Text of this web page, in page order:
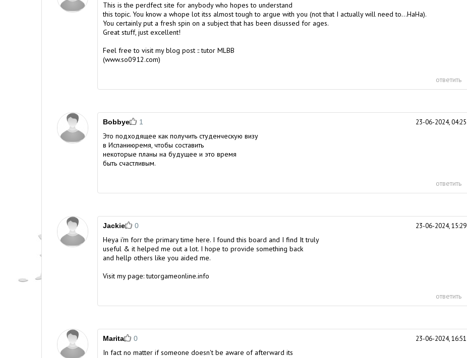
This is the perdfect site for anybody who hopes to understand
this topic. You know a whope lot itss almost tough to argue with you (not that I actually will need to…HaHa).
You certainly put a fresh spin on a subject that has been disussed for ages.
Great stuff, just excellent!
Feel free to visit my blog post :: tutor MLBB
(www.so0912.com)
ответить
Bobbye 23-06-2024, 04:25
1
Это подходящее как получить студенческую визу
в Испаниюремя, чтобы составить
некоторые планы на будущее и это время
быть счастливым.
ответить
Jackie 23-06-2024, 15:29
0
Heya i'm forr the primary time here. I found this board and I find It truly
useful & it helped me out a lot. I hope to provide something back
and hellp others like you aided me.
Visit my page:tutorgameonline.info
ответить
Marita 23-06-2024, 16:51
0
In fact no matter if someone doesn't be aware of afterward its